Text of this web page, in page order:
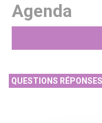
Agenda
QUESTIONS